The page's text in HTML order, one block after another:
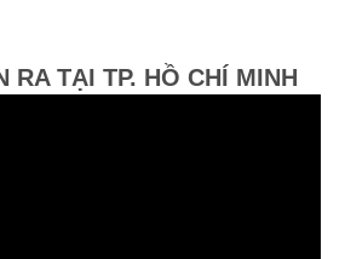
RA TẠI TP. HỒ CHÍ MINH